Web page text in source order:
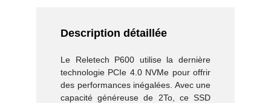
Description détaillée
Le Reletech P600 utilise la dernière
technologie PCIe 4.0 NVMe pour offrir
des performances inégalées. Avec une
capacité généreuse de 2To, ce SSD